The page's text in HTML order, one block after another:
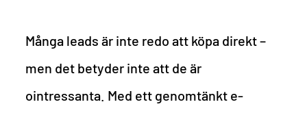
Många leads är inte redo att köpa direkt –
men det betyder inte att de är
ointressanta. Med ett genomtänkt e-